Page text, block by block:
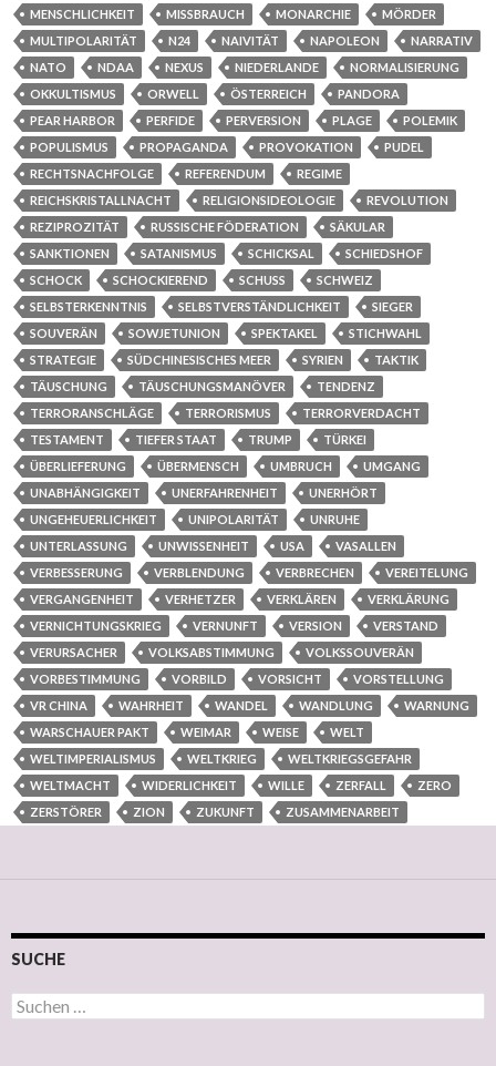
MENSCHLICHKEIT
MISSBRAUCH MONARCHIE
MÖRDER
MULTIPOLARITÄT
N24 NAIVITÄT NAPOLEON
NARRATIV
NATO
NDAA NEXUS NIEDERLANDE
NORMALISIERUNG
OKKULTISMUS
ORWELL ÖSTERREICH
PANDORA
PEAR HARBOR
PERFIDE PERVERSION PLAGE
POLEMIK
POPULISMUS
PROPAGANDA PROVOKATION
PUDEL
RECHTSNACHFOLGE
REFERENDUM
REGIME
REICHSKRISTALLNACHT
RELIGIONSIDEOLOGIE
REVOLUTION
REZIPROZITÄT
RUSSISCHE FÖDERATION
SÄKULAR
SANKTIONEN
SATANISMUS SCHICKSAL
SCHIEDSHOF
SCHOCK
SCHOCKIEREND SCHUSS
SCHWEIZ
SELBSTERKENNTNIS
SELBSTVERSTÄNDLICHKEIT
SIEGER
SOUVERÄN
SOWJETUNION SPEKTAKEL
STICHWAHL
STRATEGIE
SÜDCHINESISCHES MEER SYRIEN
TAKTIK
TÄUSCHUNG
TÄUSCHUNGSMANÖVER
TENDENZ
TERRORANSCHLÄGE
TERRORISMUS
TERRORVERDACHT
TESTAMENT
TIEFER STAAT TRUMP
TÜRKEI
ÜBERLIEFERUNG
ÜBERMENSCH UMBRUCH
UMGANG
UNABHÄNGIGKEIT
UNERFAHRENHEIT
UNERHÖRT
UNGEHEUERLICHKEIT
UNIPOLARITÄT
UNRUHE
UNTERLASSUNG
UNWISSENHEIT USA
VASALLEN
VERBESSERUNG
VERBLENDUNG VERBRECHEN
VEREITELUNG
VERGANGENHEIT
VERHETZER VERKLÄREN
VERKLÄRUNG
VERNICHTUNGSKRIEG
VERNUNFT VERSION
VERSTAND
VERURSACHER
VOLKSABSTIMMUNG
VOLKSSOUVERÄN
VORBESTIMMUNG
VORBILD VORSICHT
VORSTELLUNG
VR CHINA
WAHRHEIT WANDEL WANDLUNG
WARNUNG
WARSCHAUER PAKT
WEIMAR WEISE
WELT
WELTIMPERIALISMUS
WELTKRIEG
WELTKRIEGSGEFAHR
WELTMACHT
WIDERLICHKEIT WILLE ZERFALL
ZERO
ZERSTÖRER
ZION ZUKUNFT ZUSAMMENARBEIT
SUCHE
Suchen nach: